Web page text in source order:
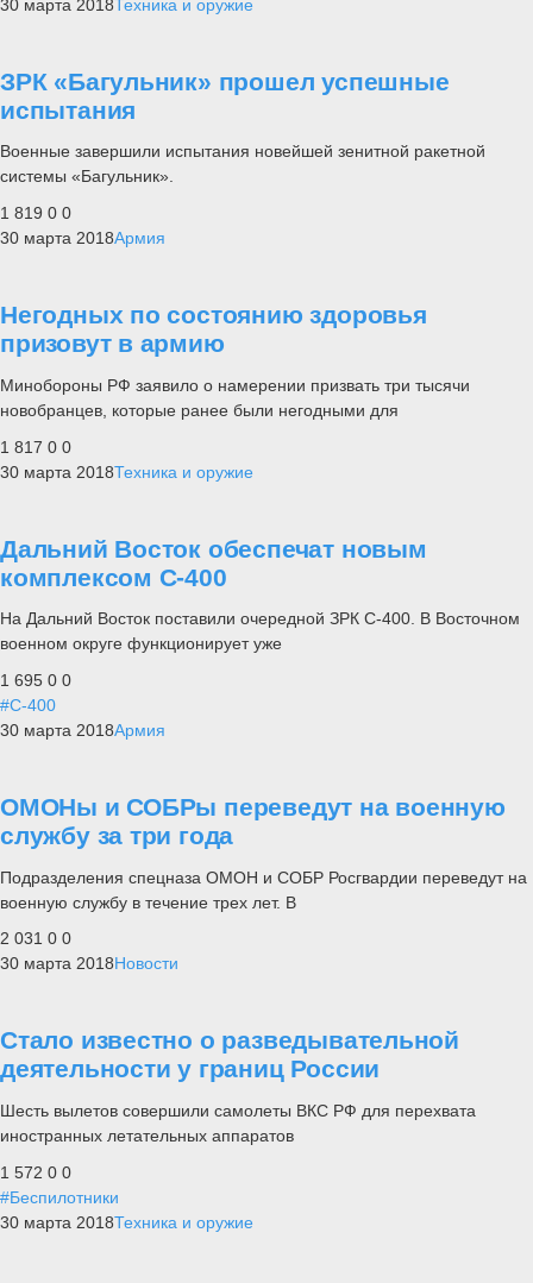
30 марта 2018 Техника и оружие
ЗРК «Багульник» прошел успешные
испытания
Военные завершили испытания новейшей зенитной ракетной
системы «Багульник».
1 819 0 0
30 марта 2018Армия
Негодных по состоянию здоровья
призовут в армию
Минобороны РФ заявило о намерении призвать три тысячи
новобранцев, которые ранее были негодными для
1 817 0 0
30 марта 2018Техника и оружие
Дальний Восток обеспечат новым
комплексом С-400
На Дальний Восток поставили очередной ЗРК С-400. В Восточном
военном округе функционирует уже
1 695 0 0
#С-400
30 марта 2018Армия
ОМОНы и СОБРы переведут на военную
службу за три года
Подразделения спецназа ОМОН и СОБР Росгвардии переведут на
военную службу в течение трех лет. В
2 031 0 0
30 марта 2018Новости
Стало известно о разведывательной
деятельности у границ России
Шесть вылетов совершили самолеты ВКС РФ для перехвата
иностранных летательных аппаратов
1 572 0 0
#Беспилотники
30 марта 2018Техника и оружие